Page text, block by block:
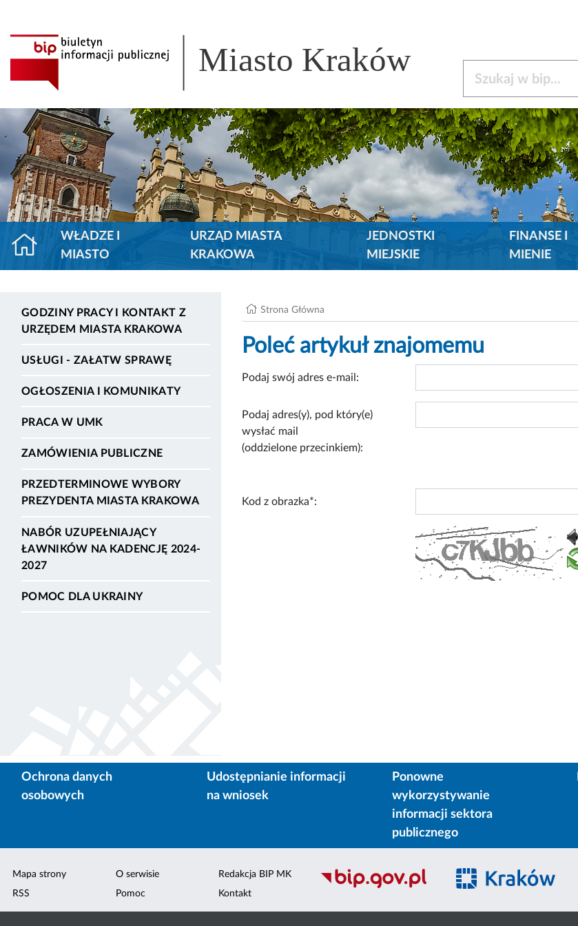
Miasto Kraków
WŁADZE I
MIASTO
URZĄD MIASTA
KRAKOWA
JEDNOSTKI
MIEJSKIE
FINANSE I
MIENIE
GODZINY PRACY I KONTAKT Z
URZĘDEM MIASTA KRAKOWA
USŁUGI - ZAŁATW SPRAWĘ
OGŁOSZENIA I KOMUNIKATY
PRACA W UMK
ZAMÓWIENIA PUBLICZNE
PRZEDTERMINOWE WYBORY
PREZYDENTA MIASTA KRAKOWA
NABÓR UZUPEŁNIAJĄCY
ŁAWNIKÓW NA KADENCJĘ 2024-
2027
POMOC DLA UKRAINY
Strona Główna
Poleć artykuł znajomemu
Podaj swój adres e-mail:
Podaj adres(y), pod który(e)
wysłać mail
(oddzielone przecinkiem):
Kod z obrazka*:
Ochrona danych
osobowych
Udostępnianie informacji
na wniosek
Ponowne
wykorzystywanie
informacji sektora
publicznego
Mapa strony
RSS
O serwisie
Pomoc
Redakcja BIP MK
Kontakt